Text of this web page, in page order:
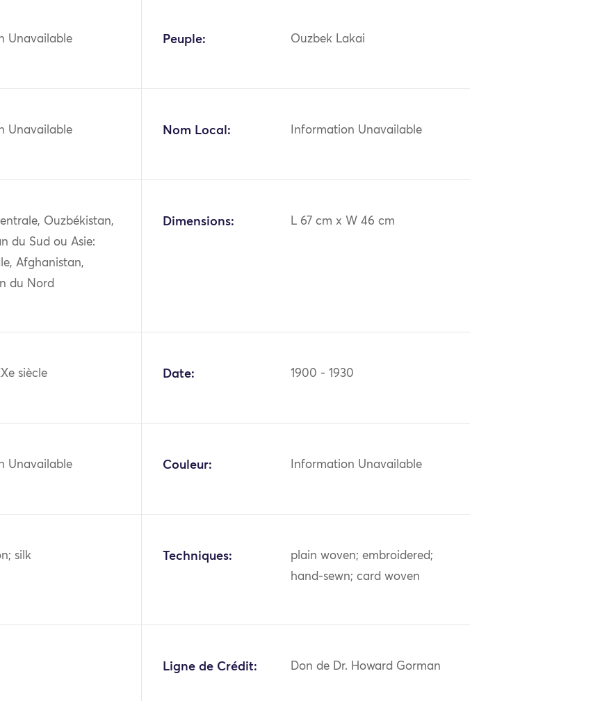
Unavailable Peuple: Ouzbek Lakai
Unavailable Nom Local: Information Unavailable
Ouzbékistan,
du Sud ou Asie:
Afghanistan,
du Nord
Dimensions: L 67 cm x W 46 cm
siècle Date: 1900 - 1930
Unavailable Couleur: Information Unavailable
silk Techniques:
plain woven; embroidered;
hand-sewn; card woven
Ligne de Crédit: Don de Dr. Howard Gorman